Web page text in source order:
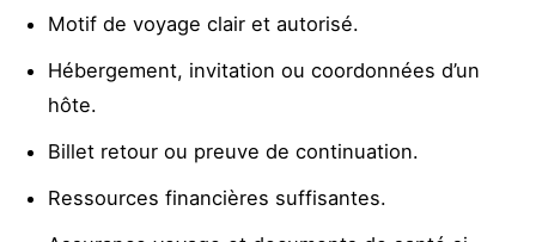
Motif de voyage clair et autorisé.
Hébergement, invitation ou coordonnées d’un
hôte.
Billet retour ou preuve de continuation.
Ressources financières suffisantes.